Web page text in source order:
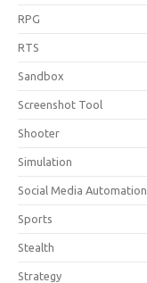
RPG
RTS
Sandbox
Screenshot Tool
Shooter
Simulation
Social Media Automation
Sports
Stealth
Strategy